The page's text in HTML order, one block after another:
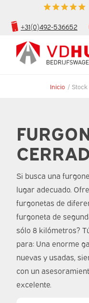
+31(0)492-536652
Inicio /
Si busca una
lugar adecuado.
furgonetas de
furgoneta de
sólo 8 kilómetros?
para: Una enorme
nuevas y usadas,
con un
excelente.